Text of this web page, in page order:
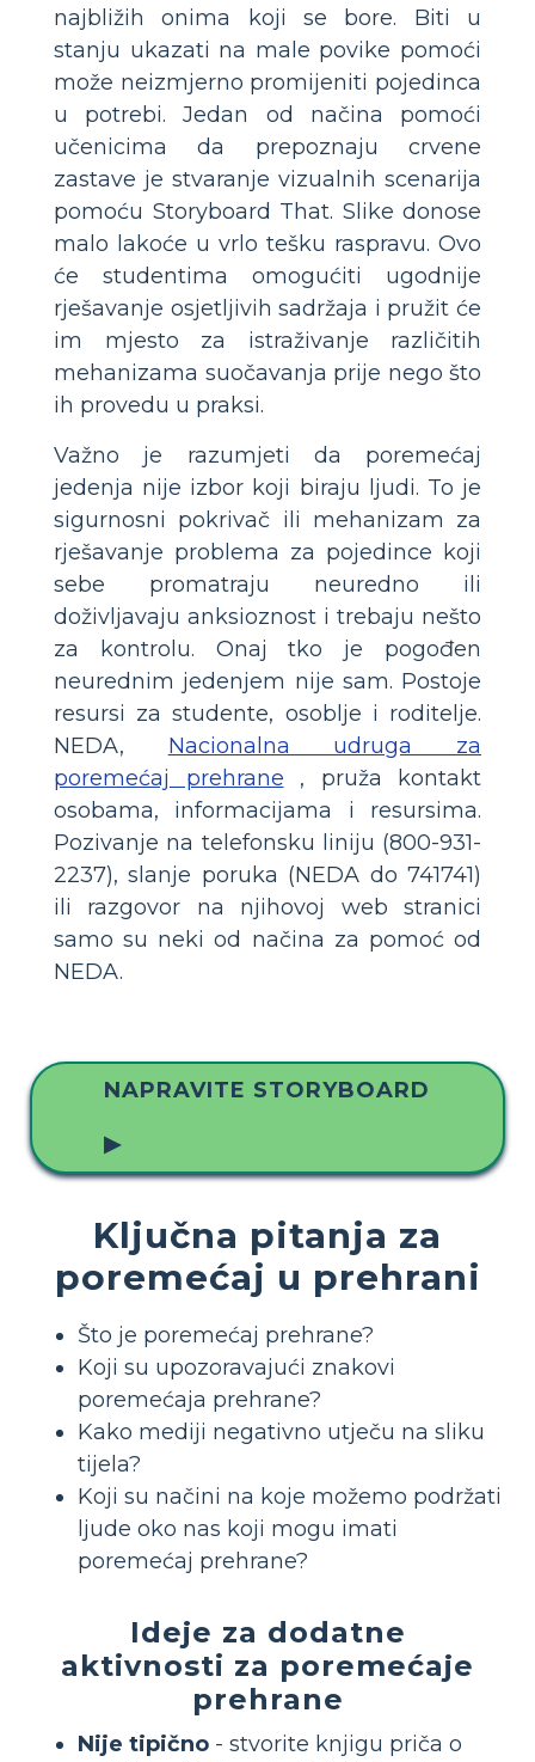
najbližih onima koji se bore. Biti u
stanju ukazati na male povike pomoći
može neizmjerno promijeniti pojedinca
u potrebi. Jedan od načina pomoći
učenicima da prepoznaju crvene
zastave je stvaranje vizualnih scenarija
pomoću Storyboard That. Slike donose
malo lakoće u vrlo tešku raspravu. Ovo
će studentima omogućiti ugodnije
rješavanje osjetljivih sadržaja i pružit će
im mjesto za istraživanje različitih
mehanizama suočavanja prije nego što
ih provedu u praksi.
Važno je razumjeti da poremećaj
jedenja nije izbor koji biraju ljudi. To je
sigurnosni pokrivač ili mehanizam za
rješavanje problema za pojedince koji
sebe promatraju neuredno ili
doživljavaju anksioznost i trebaju nešto
za kontrolu. Onaj tko je pogođen
neurednim jedenjem nije sam. Postoje
resursi za studente, osoblje i roditelje.
NEDA, Nacionalna udruga za
poremećaj prehrane , pruža kontakt
osobama, informacijama i resursima.
Pozivanje na telefonsku liniju (800-931-
2237), slanje poruka (NEDA do 741741)
ili razgovor na njihovoj web stranici
samo su neki od načina za pomoć od
NEDA.
NAPRAVITE STORYBOARD
▶
Ključna pitanja za
poremećaj u prehrani
Što je poremećaj prehrane?
Koji su upozoravajući znakovi
poremećaja prehrane?
Kako mediji negativno utječu na sliku
tijela?
Koji su načini na koje možemo podržati
ljude oko nas koji mogu imati
poremećaj prehrane?
Ideje za dodatne
aktivnosti za poremećaje
prehrane
Nije tipično - stvorite knjigu priča o